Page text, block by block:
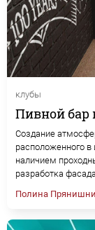
клубы
Пивной
Создание
расположенного в
наличием
разработка
Полина